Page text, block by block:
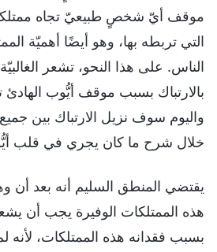
موقف أيّ شخصٍ طبيعيّ تجاه
التي تربطه بها، وهو أيضًا أهميّة
الناس. على هذا النحو، تشعر
بالارتباك بسبب موقف أيُّوب الهادئ
واليوم سوف نزيل الارتباك بين
خلال شرح ما كان يجري في قلب
يقتضي المنطق السليم أنه بعد أن
هذه الممتلكات الوفيرة يجب أن
بسبب فقدانه هذه الممتلكات، لأنه